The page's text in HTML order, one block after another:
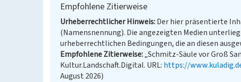
Empfohlene Zitierweise
Urheberrechtlicher Hinweis Der hier präsentierte
(Namensnennung). Die angezeigten Medien
urheberrechtlichen Bedingungen, die an diesen
Empfohlene Zitierweise „Schmitz-Säule vor Groß
Kultur.Landschaft.Digital. URL: https://
August 2026)